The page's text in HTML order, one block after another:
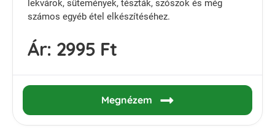
lekvárok, sütemények, tészták, szószok és még
számos egyéb étel elkészítéséhez.
Ár: 2995 Ft
Megnézem